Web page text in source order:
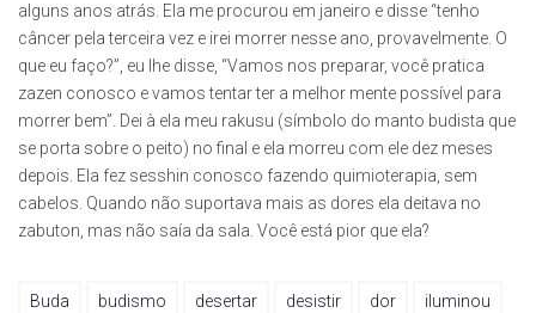
alguns anos atrás. Ela me procurou em janeiro e disse “tenho
câncer pela terceira vez e irei morrer nesse ano, provavelmente. O
que eu faço?”, eu lhe disse, “Vamos nos preparar, você pratica
zazen conosco e vamos tentar ter a melhor mente possível para
morrer bem”. Dei à ela meu rakusu (símbolo do manto budista que
se porta sobre o peito) no final e ela morreu com ele dez meses
depois. Ela fez sesshin conosco fazendo quimioterapia, sem
cabelos. Quando não suportava mais as dores ela deitava no
zabuton, mas não saía da sala. Você está pior que ela?
Buda budismo desertar desistir dor iluminou